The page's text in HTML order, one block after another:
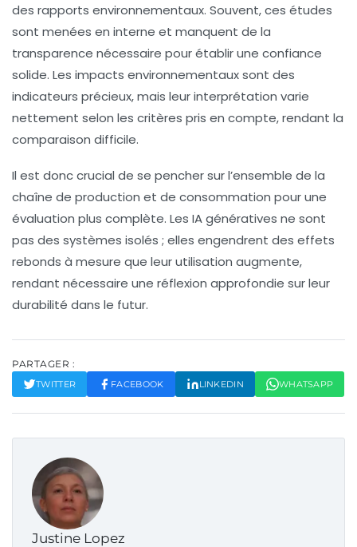
des rapports environnementaux. Souvent, ces études
sont menées en interne et manquent de la
transparence nécessaire pour établir une confiance
solide. Les impacts environnementaux sont des
indicateurs précieux, mais leur interprétation varie
nettement selon les critères pris en compte, rendant la
comparaison difficile.
Il est donc crucial de se pencher sur l’ensemble de la
chaîne de production et de consommation pour une
évaluation plus complète. Les IA génératives ne sont
pas des systèmes isolés ; elles engendrent des effets
rebonds à mesure que leur utilisation augmente,
rendant nécessaire une réflexion approfondie sur leur
durabilité dans le futur.
PARTAGER :
TWITTER FACEBOOK LINKEDIN WHATSAPP
Justine Lopez